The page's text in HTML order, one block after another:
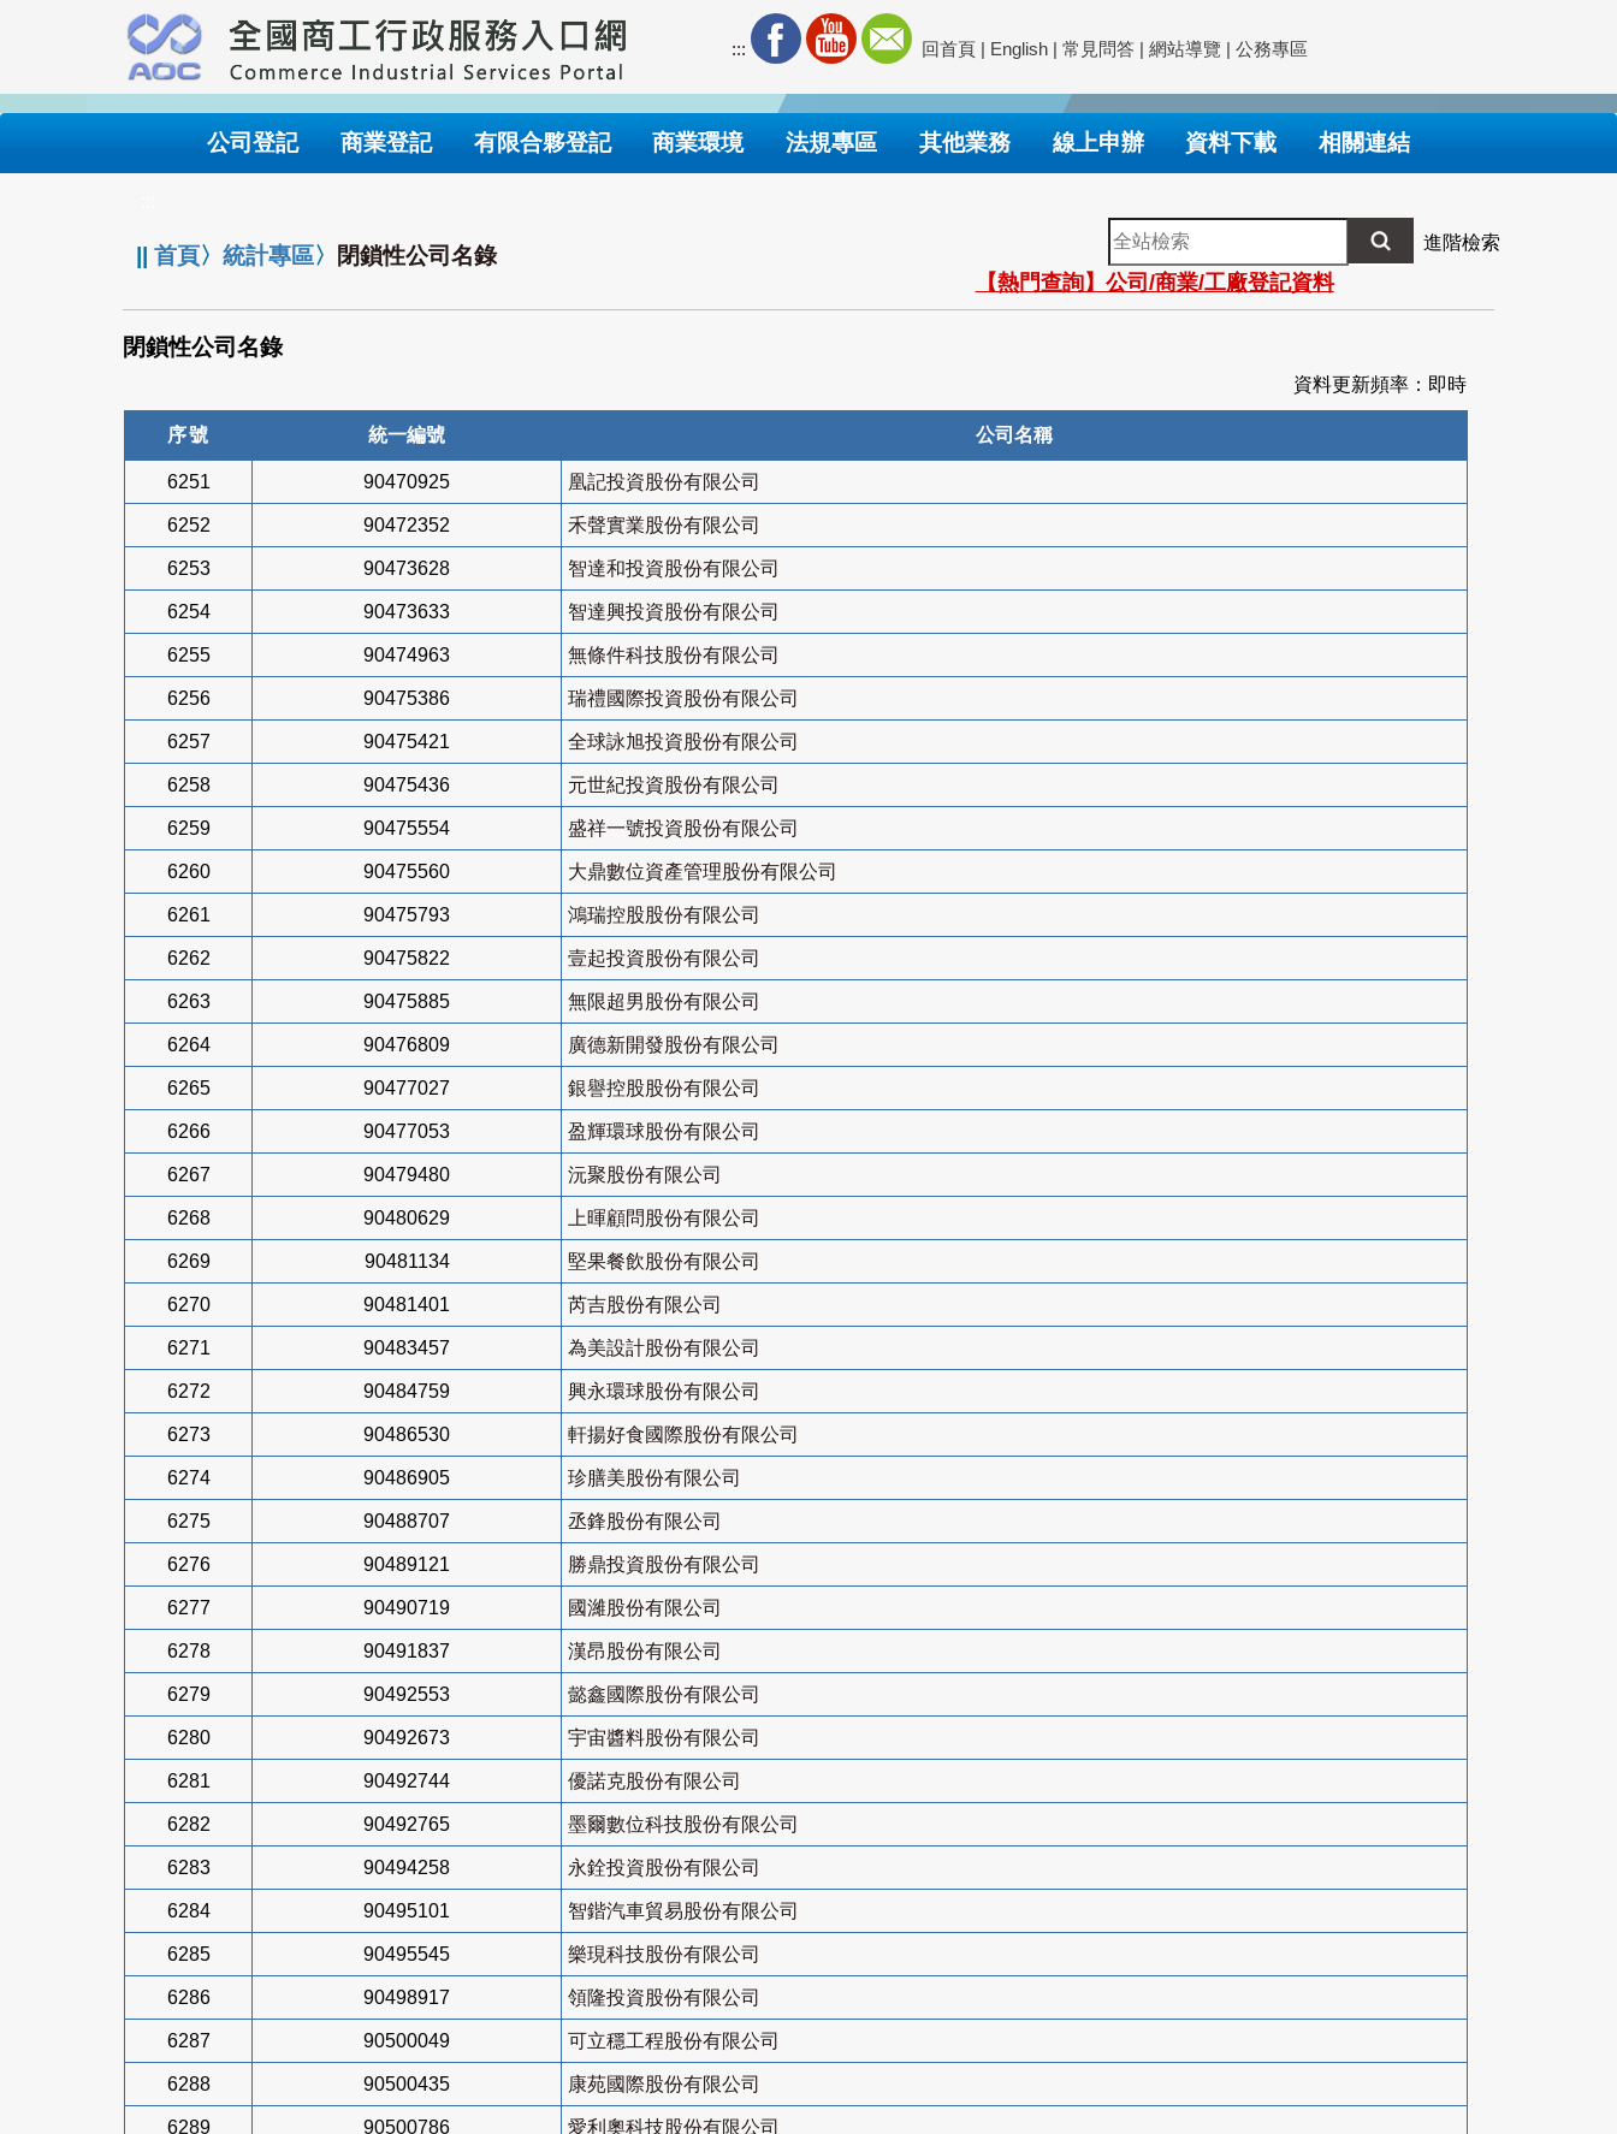
要
內
::: 回首頁 | English | 常見問答 | 網站導覽 | 公務專區
公司登記 商業登記 有限合夥登記 商業環境 法規專區 其他業務 線上申辦 資料下載 相關連結
||首頁〉統計專區〉 閉鎖性公司名錄
全
站
檢
索
進階檢索
【熱門查詢】公司/商業/工廠登記資料
閉鎖性公司名錄
資料更新頻率：即時
序號 統一編號 公司名稱
6251 90470925 凰記投資股份有限公司
6252 90472352 禾聲實業股份有限公司
6253 90473628 智達和投資股份有限公司
6254 90473633 智達興投資股份有限公司
6255 90474963 無條件科技股份有限公司
6256 90475386 瑞禮國際投資股份有限公司
6257 90475421 全球詠旭投資股份有限公司
6258 90475436 元世紀投資股份有限公司
6259 90475554 盛祥一號投資股份有限公司
6260 90475560 大鼎數位資產管理股份有限公司
6261 90475793 鴻瑞控股股份有限公司
6262 90475822 壹起投資股份有限公司
6263 90475885 無限超男股份有限公司
6264 90476809 廣德新開發股份有限公司
6265 90477027 銀譽控股股份有限公司
6266 90477053 盈輝環球股份有限公司
6267 90479480 沅聚股份有限公司
6268 90480629 上暉顧問股份有限公司
6269 90481134 堅果餐飲股份有限公司
6270 90481401 芮吉股份有限公司
6271 90483457 為美設計股份有限公司
6272 90484759 興永環球股份有限公司
6273 90486530 軒揚好食國際股份有限公司
6274 90486905 珍膳美股份有限公司
6275 90488707 丞鋒股份有限公司
6276 90489121 勝鼎投資股份有限公司
6277 90490719 國濰股份有限公司
6278 90491837 漢昂股份有限公司
6279 90492553 懿鑫國際股份有限公司
6280 90492673 宇宙醬料股份有限公司
6281 90492744 優諾克股份有限公司
6282 90492765 墨爾數位科技股份有限公司
6283 90494258 永銓投資股份有限公司
6284 90495101 智鍇汽車貿易股份有限公司
6285 90495545 樂現科技股份有限公司
6286 90498917 領隆投資股份有限公司
6287 90500049 可立穩工程股份有限公司
6288 90500435 康苑國際股份有限公司
6289 90500786 愛利奧科技股份有限公司